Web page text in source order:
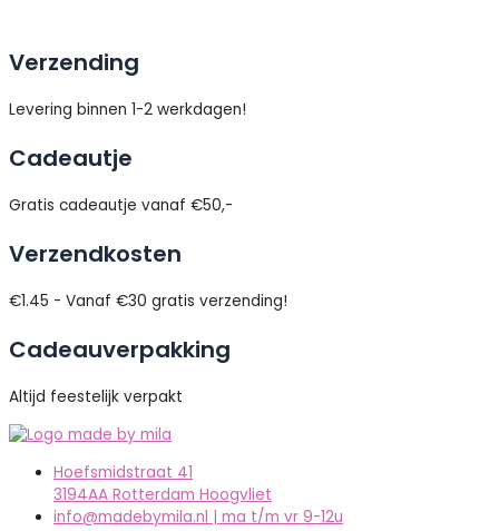
Verzending
Levering binnen 1-2 werkdagen!
Cadeautje
Gratis cadeautje vanaf €50,-
Verzendkosten
€1.45 - Vanaf €30 gratis verzending!
Cadeauverpakking
Altijd feestelijk verpakt
Hoefsmidstraat 41
3194AA Rotterdam Hoogvliet
info@madebymila.nl | ma t/m vr 9-12u